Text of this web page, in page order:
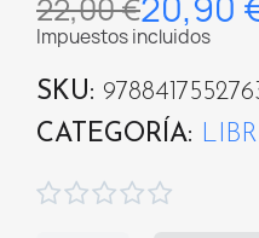
22,00 €
Impuestos incluidos
SKU
CATEGORÍA
